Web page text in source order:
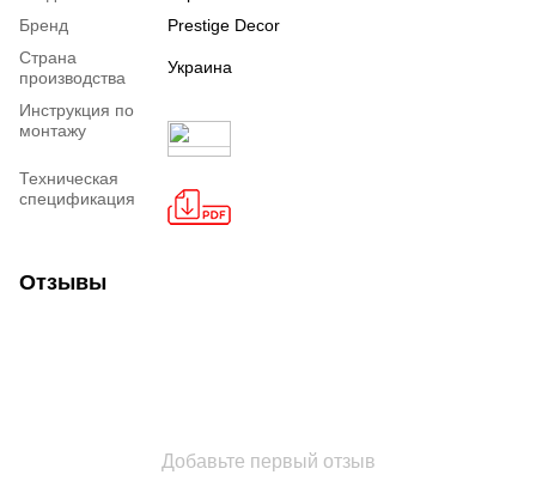
Бренд
Prestige Decor
Страна
производства
Украина
Инструкция по
монтажу
Техническая
спецификация
Отзывы
Добавьте первый отзыв